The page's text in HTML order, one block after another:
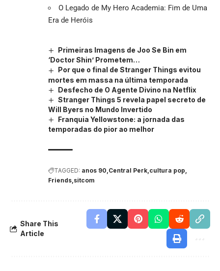
O Legado de My Hero Academia: Fim de Uma
Era de Heróis
Primeiras Imagens de Joo Se Bin em
‘Doctor Shin’ Prometem…
Por que o final de Stranger Things evitou
mortes em massa na última temporada
Desfecho de O Agente Divino na Netflix
Stranger Things 5 revela papel secreto de
Will Byers no Mundo Invertido
Franquia Yellowstone: a jornada das
temporadas do pior ao melhor
TAGGED: anos 90 Central Perk cultura pop
Friends sitcom
Share This
Article